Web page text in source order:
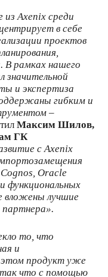
Axenix среди
в себе
проектов
В рамках нашего
значительной
и экспертиза
гибким и
–
Максим Шилов,
ГК
с Axenix
Oracle
функциональных
вложены лучшие
то, что
и
этом продукт уже
так что с помощью